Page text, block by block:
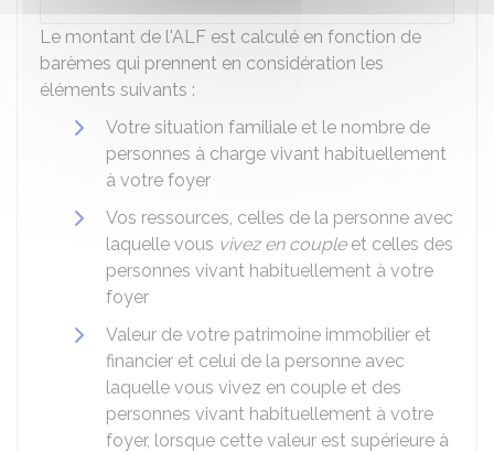
Le montant de l'ALF est calculé en fonction de
barèmes qui prennent en considération les
éléments suivants :
Votre situation familiale et le nombre de
personnes à charge vivant habituellement
à votre foyer
Vos ressources, celles de la personne avec
laquelle vous vivez en coupleet celles des
personnes vivant habituellement à votre
foyer
Valeur de votre patrimoine immobilier et
financier et celui de la personne avec
laquelle vous vivez en couple et des
personnes vivant habituellement à votre
foyer, lorsque cette valeur est supérieure à